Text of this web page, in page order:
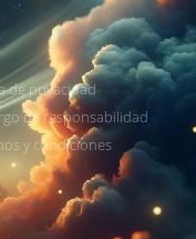
de privacidad
de responsabilidad
y condiciones